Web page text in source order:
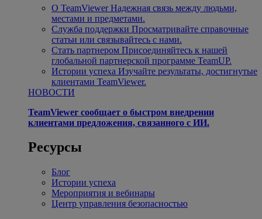
О TeamViewer Надежная связь между людьми,
местами и предметами.
Служба поддержки Просматривайте справочные
статьи или связывайтесь с нами.
Стать партнером Присоединяйтесь к нашей
глобальной партнерской программе TeamUP.
Истории успеха Изучайте результаты, достигнутые
клиентами TeamViewer.
НОВОСТИ
TeamViewer сообщает о быстром внедрении
клиентами предложения, связанного с ИИ.
Ресурсы
Блог
Истории успеха
Мероприятия и вебинары
Центр управления безопасностью